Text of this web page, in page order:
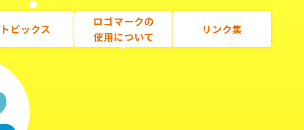
トピックス
ロゴマークの
使用について
リンク集